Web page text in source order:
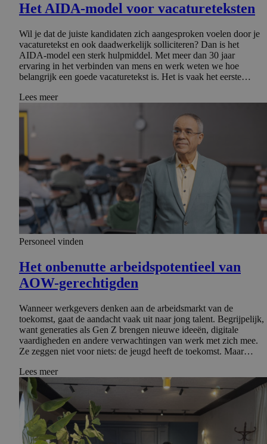
Het AIDA-model voor vacature­tek­sten
Wil je dat de juiste kandidaten zich aangesproken voelen door je
vacaturetekst en ook daadwerkelijk solliciteren? Dan is het
AIDA-model een sterk hulpmiddel. Met meer dan 30 jaar
ervaring in het verbinden van mens en werk weten we hoe
belangrijk een goede vacaturetekst is. Het is vaak het eerste…
Lees meer
Personeel vinden
Het onbenutte arbeidspo­ten­tieel van
AOW-gerechtigden
Wanneer werkgevers denken aan de arbeidsmarkt van de
toekomst, gaat de aandacht vaak uit naar jong talent. Begrijpelijk,
want generaties als Gen Z brengen nieuwe ideeën, digitale
vaardigheden en andere verwachtingen van werk met zich mee.
Ze zeggen niet voor niets: de jeugd heeft de toekomst. Maar…
Lees meer